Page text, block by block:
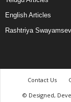
English Articles
Rashtriya
Contact Us
© Designed,